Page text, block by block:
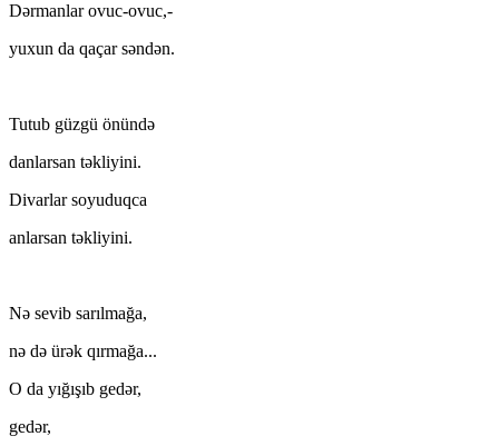
Dərmanlar ovuc-ovuc,-
yuxun da qaçar səndən.
Tutub güzgü önündə
danlarsan təkliyini.
Divarlar soyuduqca
anlarsan təkliyini.
Nə sevib sarılmağa,
nə də ürək qırmağa...
O da yığışıb gedər,
gedər,